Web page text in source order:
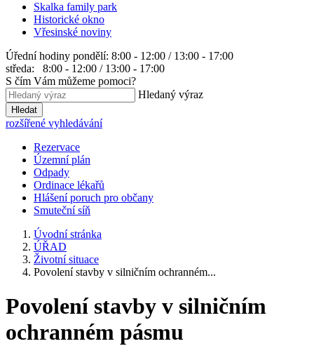
Skalka family park
Historické okno
Vřesinské noviny
Úřední hodiny pondělí: 8:00 - 12:00 / 13:00 - 17:00
středa: 8:00 - 12:00 / 13:00 - 17:00
S čím Vám můžeme pomoci?
Hledaný výraz
Hledat
rozšířené vyhledávání
Rezervace
Územní plán
Odpady
Ordinace lékařů
Hlášení poruch pro občany
Smuteční síň
Úvodní stránka
ÚŘAD
Životní situace
Povolení stavby v silničním ochranném...
Povolení stavby v silničním
ochranném pásmu